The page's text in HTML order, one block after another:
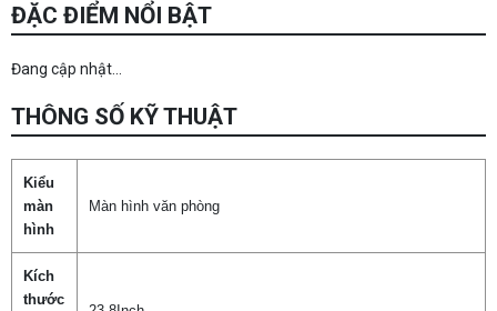
ĐẶC ĐIỂM NỔI BẬT
Đang cập nhật...
THÔNG SỐ KỸ THUẬT
Kiểu
màn
hình
Màn hình văn phòng
Kích
thước